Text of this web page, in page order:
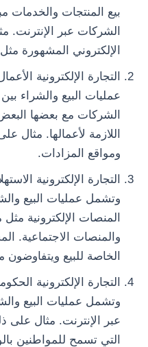
بيع المنتجات والخدمات
الشركات عبر الإنترنت.
الإلكتروني المشهورة
عمليات البيع والشراء
الشركات مع بعضها
اللازمة لأعمالها. مثال
ومواقع المزادات.
وتشمل عمليات البيع
المنصات الإلكترونية مثل
والمنصات الاجتماعية.
الخاصة للبيع
وتشمل عمليات البيع
عبر الإنترنت. مثال على
التي تسمح للمواطنين